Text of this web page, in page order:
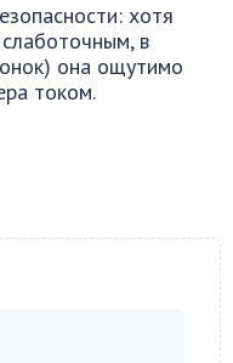
хотя
в
она ощутимо
током.